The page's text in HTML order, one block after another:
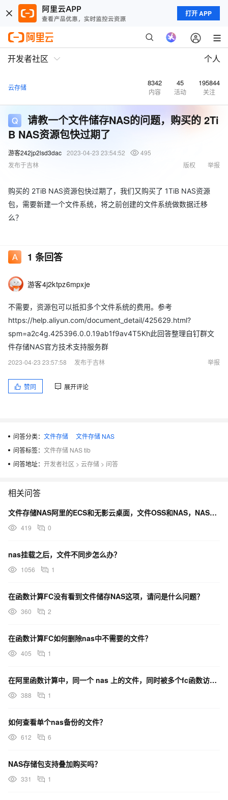
打开 APP
开发者社区 个人
云存储 8342
内容
45
活动
195844
关注
请教一个文件储存NAS的问题，购买的 2Ti
B NAS资源包快过期了
游客242jp2lsd3dac 2023-04-23 23:54:52
495
发布于吉林
举报
版权
购买的 2TiB NAS资源包快过期了，我们又购买了 1TiB NAS资源
包，需要新建一个文件系统，将之前创建的文件系统做数据迁移
么？
1 条回答
游客4j2ktpz6mpxje
不需要，资源包可以抵扣多个文件系统的费用。参考
https://help.aliyun.com/document_detail/425629.html?
spm=a2c4g.425396.0.0.19ab1f9av4T5Kh此回答整理自钉群文
件存储NAS官方技术支持服务群
2023-04-23 23:57:58
发布于吉林 举报
赞同 展开评论
问答分类： 文件存储
文件存储 NAS
问答标签： 文件存储 NAS tib
问答地址： 开发者社区 > 云存储 > 问答
相关问答
文件存储NAS阿里的ECS和无影云桌面，文件OSS和NAS，NAS最好配置DNS，会自动挂载怎么办？
419 0
nas挂载之后，文件不同步怎么办？
1056 1
在函数计算FC没有看到文件储存NAS这项，请问是什么问题？
360 2
在函数计算FC如何删除nas中不需要的文件？
405 1
在阿里函数计算中，同一个 nas 上的文件，同时被多个fc函数访问，这里会有性能瓶颈吗？
388 1
如何查看单个nas备份的文件？
612 6
NAS存储包支持叠加购买吗？
331 1